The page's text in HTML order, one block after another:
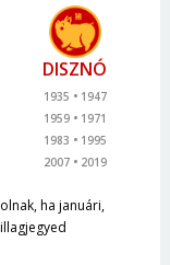
DISZNÓ
1935
1947
1959
1971
1983
1995
2007
2019
ha januári,